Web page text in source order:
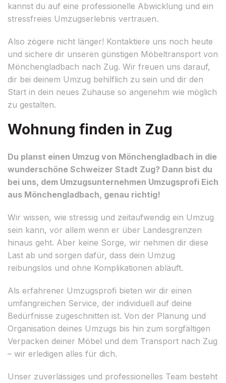
kannst du auf eine professionelle Abwicklung und ein
stressfreies Umzugserlebnis vertrauen.
Also zögere nicht länger! Kontaktiere uns noch heute
und sichere dir unseren günstigen Möbeltransport von
Mönchengladbach nach Zug. Wir freuen uns darauf,
dir bei deinem Umzug behilflich zu sein und dir den
Start in dein neues Zuhause so angenehm wie möglich
zu gestalten.
Wohnung finden in Zug
Du planst einen Umzug von Mönchengladbach in die
wunderschöne Schweizer Stadt Zug? Dann bist du
bei uns, dem Umzugsunternehmen Umzugsprofi Eich
aus Mönchengladbach, genau richtig!
Wir wissen, wie stressig und zeitaufwendig ein Umzug
sein kann, vor allem wenn er über Landesgrenzen
hinaus geht. Aber keine Sorge, wir nehmen dir diese
Last ab und sorgen dafür, dass dein Umzug
reibungslos und ohne Komplikationen abläuft.
Als erfahrener Umzugsprofi bieten wir dir einen
umfangreichen Service, der individuell auf deine
Bedürfnisse zugeschnitten ist. Von der Planung und
Organisation deines Umzugs bis hin zum sorgfältigen
Verpacken deiner Möbel und dem Transport nach Zug
– wir erledigen alles für dich.
Unser zuverlässiges und professionelles Team besteht